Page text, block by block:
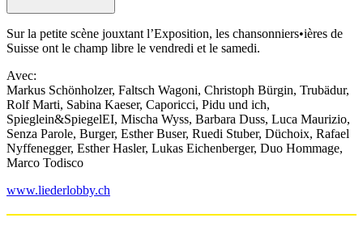
Sur la petite scène jouxtant l’Exposition, les chansonniers•ières de
Suisse ont le champ libre le vendredi et le samedi.
Avec:
Markus Schönholzer, Faltsch Wagoni, Christoph Bürgin, Trubädur,
Rolf Marti, Sabina Kaeser, Caporicci, Pidu und ich,
Spieglein&SpiegelEI, Mischa Wyss, Barbara Duss, Luca Maurizio,
Senza Parole, Burger, Esther Buser, Ruedi Stuber, Düchoix, Rafael
Nyffenegger, Esther Hasler, Lukas Eichenberger, Duo Hommage,
Marco Todisco
www.liederlobby.ch